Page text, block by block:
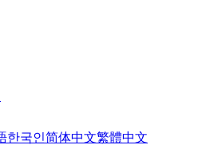
한국인简体中文繁體中文